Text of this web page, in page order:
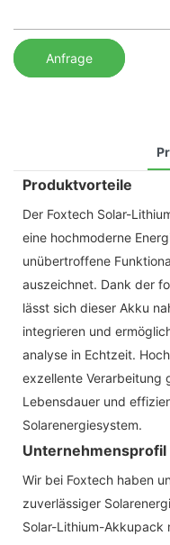
Anfrage
Produktvorteile
Der Foxtech Solar-
eine hochmoderne
unübertroffene
auszeichnet. Dank der
lässt sich dieser Akku
integrieren und
analyse in Echtzeit.
exzellente Verarbeitung
Lebensdauer und
Solarenergiesystem.
Unternehmensprofil
Wir bei Foxtech haben
zuverlässiger
Solar-Lithium-Akkupack